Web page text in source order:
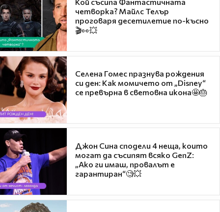
четворка? Майлс Телър
проговаря десетилетие по-късно
🎬👀💥
Селена Гомес празнува рождения
си ден: Как момичето от „Disney“
се превърна в световна икона🤩🎂
Джон Сина сподели 4 неща, които
могат да съсипят всяко GenZ:
„Ако ги имаш, провалът е
гарантиран“🧐💥